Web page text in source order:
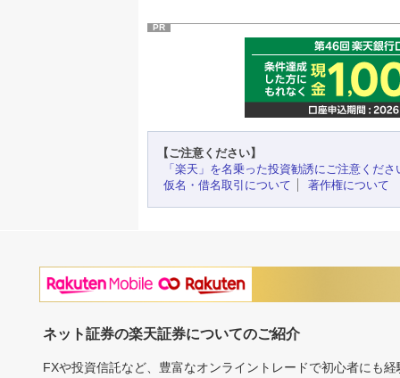
PR
【ご注意ください】
「楽天」を名乗った投資勧誘にご注意くださ
仮名・借名取引について
著作権について
ネット証券の楽天証券についてのご紹介
FXや投資信託など、豊富なオンライントレードで初心者にも